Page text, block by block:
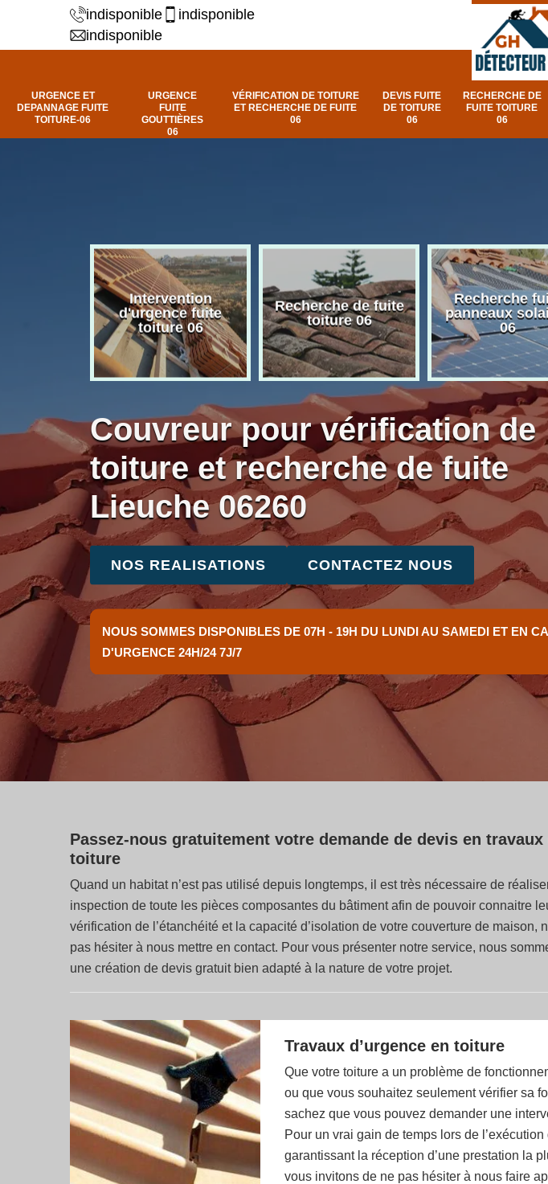
indisponible
indisponible
indisponible
URGENCE ET
DEPANNAGE FUITE
TOITURE-06
URGENCE
FUITE
GOUTTIÈRES
06
VÉRIFICATION DE TOITURE
ET RECHERCHE DE FUITE
06
DEVIS FUITE
DE TOITURE
06
RECHERCHE DE
FUITE TOITURE
06
Intervention
d'urgence fuite
toiture 06
Recherche de fuite
toiture 06
Recherche
panneaux
06
Couvreur pour vérification de
toiture et recherche de fuite
Lieuche 06260
NOS REALISATIONS CONTACTEZ NOUS
NOUS SOMMES DISPONIBLES DE 07H - 19H DU LUNDI AU SAMEDI ET EN
D'URGENCE 24H/24 7J/7
Passez-nous gratuitement votre demande de devis en
toiture
Quand un habitat n’est pas utilisé depuis longtemps, il est très nécessaire de
inspection de toute les pièces composantes du bâtiment afin de pouvoir connaitre
vérification de l’étanchéité et la capacité d’isolation de votre couverture de maison,
pas hésiter à nous mettre en contact. Pour vous présenter notre service, nous
une création de devis gratuit bien adapté à la nature de votre projet.
Travaux d’urgence en toiture
Que votre toiture a un problème de
ou que vous souhaitez seulement vérifier sa
sachez que vous pouvez demander une
Pour un vrai gain de temps lors de
garantissant la réception d’une prestation la
vous invitons de ne pas hésiter à nous faire